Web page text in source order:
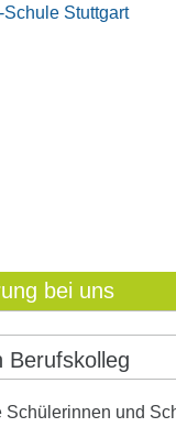
bei uns
Berufskolleg
Schülerinnen und